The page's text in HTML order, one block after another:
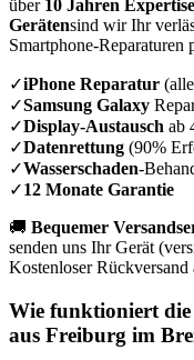
über10 Jahren Expertise
Gerätensind wir Ihr
Smartphone-Reparaturen
✓iPhone Reparatur
✓Samsung Galaxy
✓Display-Austausch ab
✓Datenrettung (90%
✓Wasserschaden-
✓12 Monate Garantie
🚚 Bequemer
senden uns Ihr Gerät
Kostenloser Rückversand
Wie funktioniert
aus Freiburg im